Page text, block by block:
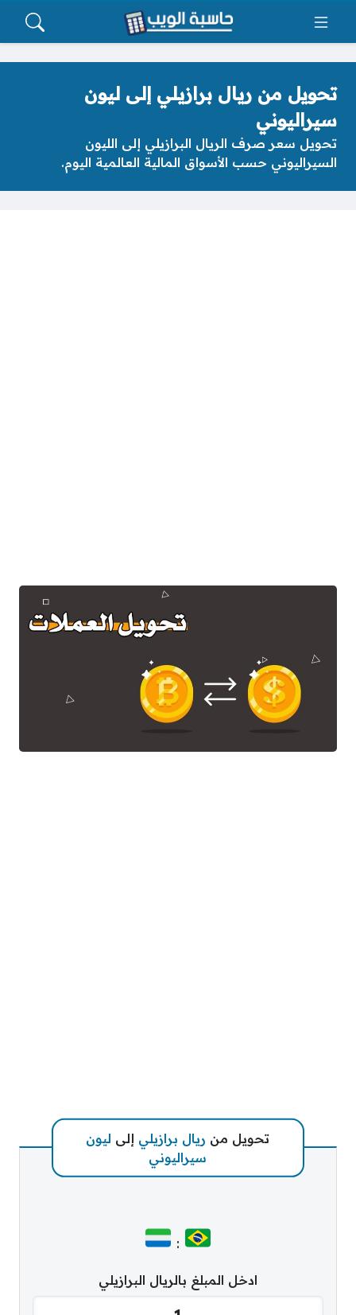
تحويل من ريال برازيلي إلى ليون
سيراليوني
تحويل سعر صرف الريال البرازيلي إلى الليون
السيراليوني حسب الأسواق المالية العالمية اليوم.
تحويل من ريال برازيلي إلى ليون
سيراليوني
:
ادخل المبلغ بالريال البرازيلي